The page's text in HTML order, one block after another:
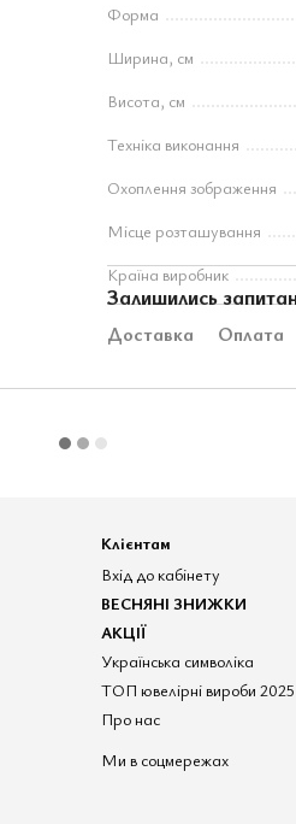
Форма
Ширина, см
Висота, см
Техніка виконання
Охоплення зображення
Місце розташування
Країна виробник
Залишились
Доставка Оплата
Клієнтам
Вхід до кабінету
ВЕСНЯНІ ЗНИЖКИ
АКЦІЇ
Українська символіка
ТОП ювелірні вироби 2025
Про нас
Ми в соцмережах